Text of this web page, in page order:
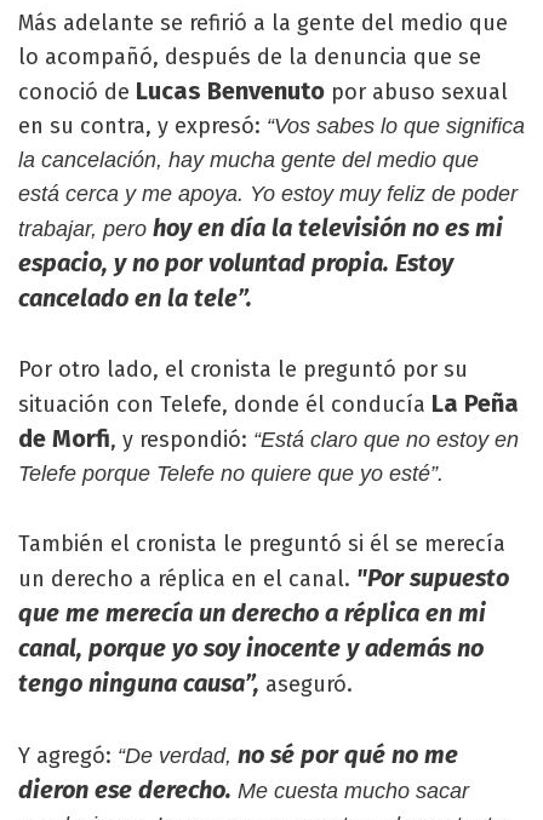
Más adelante se refirió a la gente del medio que
lo acompañó, después de la denuncia que se
conoció de Lucas Benvenuto por abuso sexual
en su contra, y expresó: “Vos sabes lo que significa
la cancelación, hay mucha gente del medio que
está cerca y me apoya. Yo estoy muy feliz de poder
trabajar, pero hoy en día la televisión no es mi
espacio, y no por voluntad propia. Estoy
cancelado en la tele”.
Por otro lado, el cronista le preguntó por su
situación con Telefe, donde él conducía La Peña
de Morfi, y respondió: “Está claro que no estoy en
Telefe porque Telefe no quiere que yo esté”.
También el cronista le preguntó si él se merecía
un derecho a réplica en el canal. "Por supuesto
que me merecía un derecho a réplica en mi
canal, porque yo soy inocente y además no
tengo ninguna causa”, aseguró.
Y agregó: “De verdad, no sé por qué no me
dieron ese derecho. Me cuesta mucho sacar